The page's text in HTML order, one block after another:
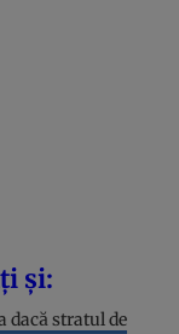
și:
dacă stratul de